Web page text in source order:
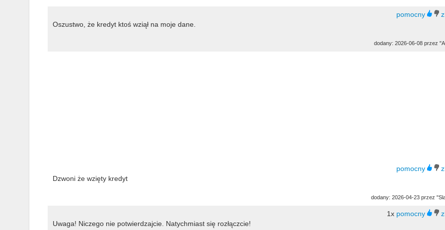
Oszustwo, że kredyt ktoś wziął na moje dane.
dodany: 2026-06-08 przez
Dzwoni że wzięty kredyt
dodany: 2026-04-23 przez
1x
Uwaga! Niczego nie potwierdzajcie. Natychmiast się rozłączcie!